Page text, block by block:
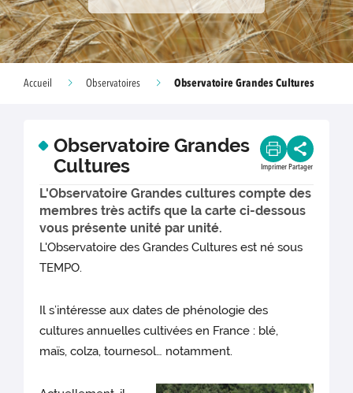
Accueil Observatoires Observatoire Grandes Cultures
Observatoire Grandes
Cultures
Imprimer Partager
L'Observatoire Grandes cultures compte des
membres très actifs que la carte ci-dessous
vous présente unité par unité.
L'Observatoire des Grandes Cultures est né sous
TEMPO.
Il s’intéresse aux dates de phénologie des
cultures annuelles cultivées en France : blé,
maïs, colza, tournesol… notamment.